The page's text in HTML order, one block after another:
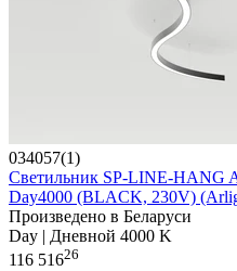
034057(1)
Светильник SP-LINE-HANG
Day4000 (BLACK, 230V)
Произведено в Беларуси
Day | Дневной 4000 K
116 51626